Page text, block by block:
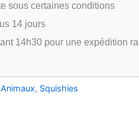
sous certaines conditions
14 jours
14h30 pour une expédition
, Squishies